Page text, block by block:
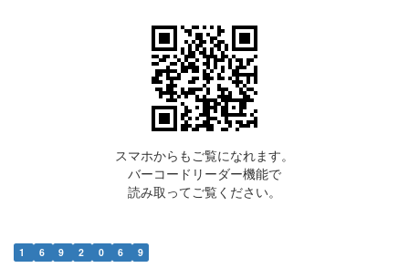
スマホからもご覧になれます。
バーコードリーダー機能で
読み取ってご覧ください。
1 6 9 2 0 6 9